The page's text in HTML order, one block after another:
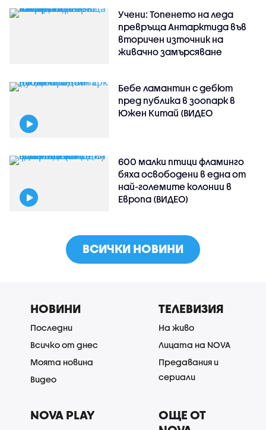
Учени: Топенето на леда
превръща Антарктида във
вторичен източник на
живачно замърсяване
Бебе ламантин с дебют
пред публика в зоопарк в
Южен Китай (ВИДЕО
600 малки птици фламинго
бяха освободени в една от
най-големите колонии в
Европа (ВИДЕО)
ВСИЧКИ НОВИНИ
НОВИНИ
Последни
Всичко от днес
Моята новина
Видео
ТЕЛЕВИЗИЯ
На живо
Лицата на NOVA
Предавания и
сериали
NOVA PLAY
ОЩЕ ОТ